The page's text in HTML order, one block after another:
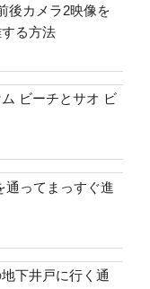
後カメラ2映像を
る方法
ビーチとサオ ビ
通ってまっすぐ進
下井戸に行く通